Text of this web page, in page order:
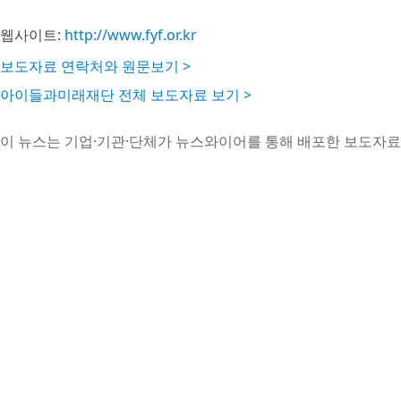
웹사이트: http://www.fyf.or.kr
보도자료 연락처와 원문보기 >
아이들과미래재단 전체 보도자료 보기 >
이 뉴스는 기업·기관·단체가 뉴스와이어를 통해 배포한 보도자